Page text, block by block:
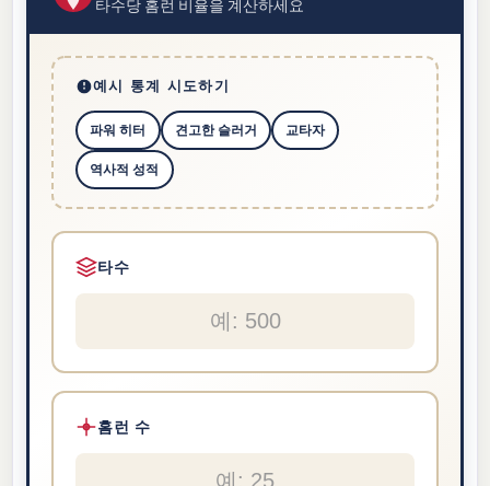
타수당 홈런 비율을 계산하세요
예시 통계 시도하기
파워 히터 견고한 슬러거 교타자
역사적 성적
타수
홈런 수